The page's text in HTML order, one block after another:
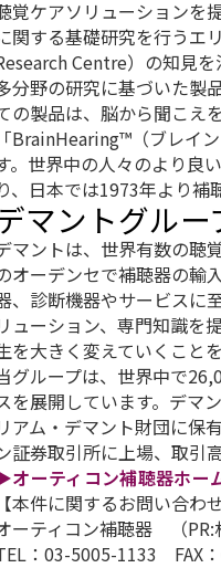
覚ケアソリューションを
関する基礎研究を行うエ
Centre）の知見
分野の研究に基づいた製
の製品は、脳から聞こえ
「BrainHearing™（ブレイ
。世界中の人々のより良
り、日本では1973年より補
マントグルー
マントは、世界有数の聴
オーデンセで補聴器の輸
、診断機器やサービスに
ューション、専門知識を
を大きく変えていくこと
グループは、世界中で
を展開しています。デマ
アム・デマント財団に保
証券取引所に上場、取引
オーティコン補聴器ホー
【本件に関するお問い合わ
ーティコン補聴器 （PR:
：03-5005-1133 FAX